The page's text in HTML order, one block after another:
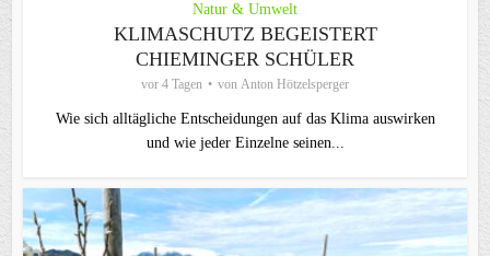
Natur & Umwelt
KLIMASCHUTZ BEGEISTERT
CHIEMINGER SCHÜLER
vor 4 Tagen von Anton Hötzelsperger
Wie sich alltägliche Entscheidungen auf das Klima auswirken
und wie jeder Einzelne seinen...